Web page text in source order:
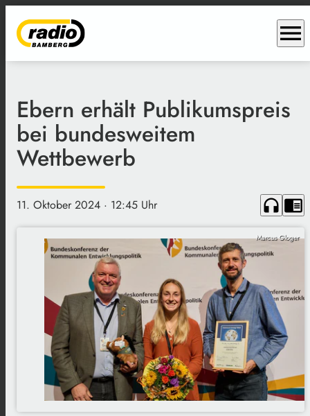
menu
Ebern erhält Publikumspreis
bei bundesweitem
Wettbewerb
11. Oktober 2024 · 12:45 Uhr headphones chrome_reader_mode
Marcus Gloger